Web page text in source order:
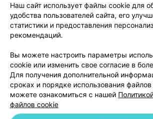
Добавить
Наш сайт использует файлы cookie для
удобства пользователей сайта, его
статистики и предоставления
рекомендаций.
Вы можете настроить параметры
cookie или изменить свое согласие в
Для получения дополнительной
сроках и порядке использования
можете ознакомиться с нашей
файлов cookie